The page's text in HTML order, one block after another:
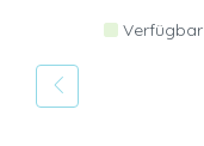
Verfügbar